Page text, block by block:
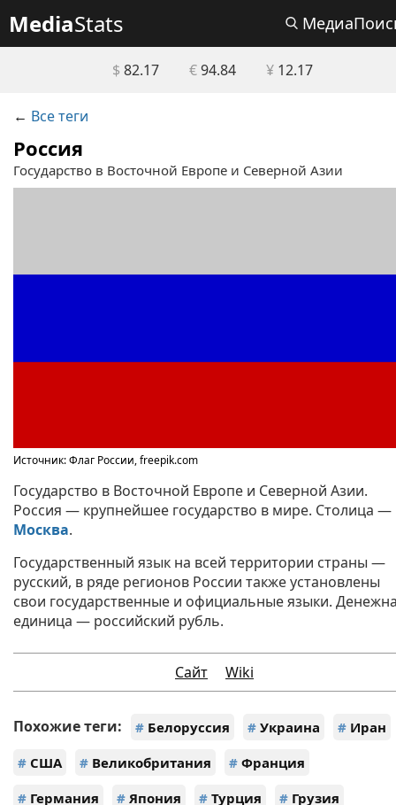
MediaStats
$ 82.17 €94.84 ¥12.17
← Все теги
Россия
Государство в Восточной Европе и Северной Азии
Источник: Флаг России, freepik.com
Государство в Восточной Европе и Северной Азии.
Россия — крупнейшее государство в мире. Столица —
Москва.
Государственный язык на всей территории страны —
русский, в ряде регионов России также установлены
свои государственные и официальные языки.
единица — российский рубль.
Сайт Wiki
Похожие теги: # Белоруссия # Украина # Иран
# США # Великобритания # Франция
# Германия # Япония # Турция # Грузия